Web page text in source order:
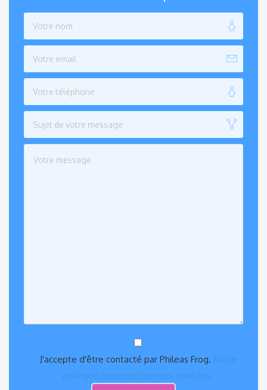
J'accepte d'être contacté par Phileas Frog. Notre
politique de protection des données.